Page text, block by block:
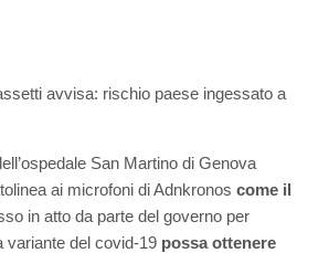
avvisa: rischio paese ingessato a
San Martino di Genova
ai microfoni di Adnkronos come il
in atto da parte del governo per
variante del covid-19 possa ottenere